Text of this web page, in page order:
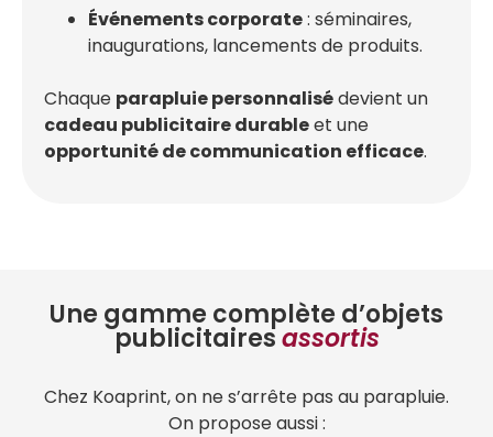
Événements corporate: séminaires,
inaugurations, lancements de produits.
Chaque parapluie personnalisédevient un
cadeau publicitaire durableet une
opportunité de communication efficace.
Une gamme complète d’objets
publicitairesassortis
Chez Koaprint, on ne s’arrête pas au parapluie.
On propose aussi :